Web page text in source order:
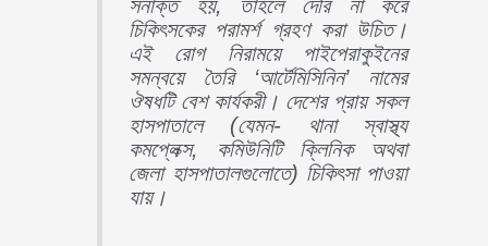
সনাক্ত হয়, তাহলে দেরি না করে
চিকিৎসকের পরামর্শ গ্রহণ করা উচিত।
এই রোগ নিরাময়ে পাইপেরাকুইনের
সমন্বয়ে তৈরি ‘আর্টেমিসিনিন’ নামের
ঔষধটি বেশ কার্যকরী। দেশের প্রায় সকল
হাসপাতালে (যেমন- থানা স্বাস্থ্য
কমপ্লেক্স, কমিউনিটি ক্লিনিক অথবা
জেলা হাসপাতালগুলোতে) চিকিৎসা পাওয়া
যায়।